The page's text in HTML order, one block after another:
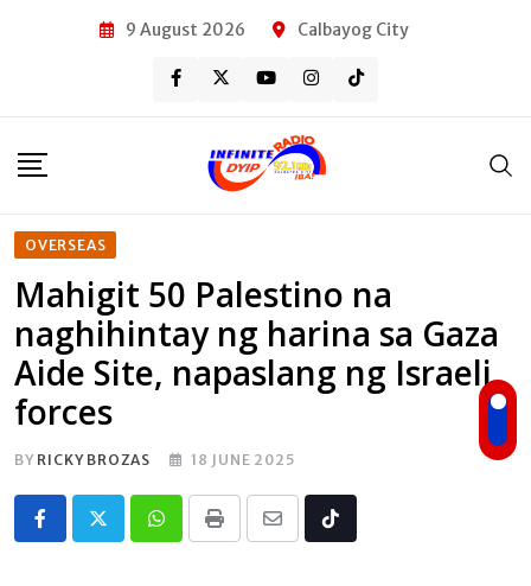
9 August 2026 Calbayog City
OVERSEAS
Mahigit 50 Palestino na
naghihintay ng harina sa Gaza
Aide Site, napaslang ng Israeli
forces
BY RICKY BROZAS 18 JUNE 2025
Whatsapp
Print
Share Tiktok